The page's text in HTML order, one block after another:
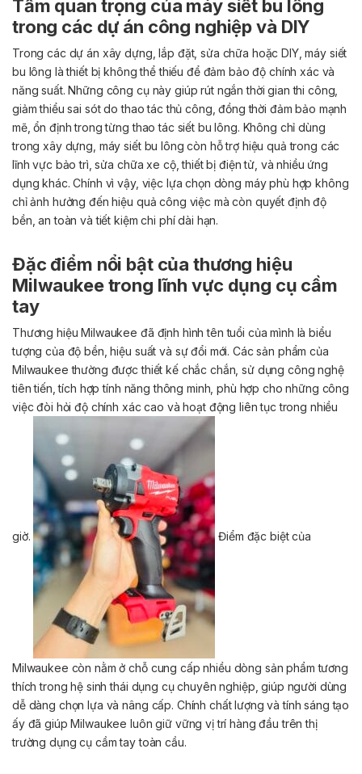
Tầm quan trọng của máy siết bu lông
trong các dự án công nghiệp và DIY
Trong các dự án xây dựng, lắp đặt, sửa chữa hoặc DIY, máy siết
bu lông là thiết bị không thể thiếu để đảm bảo độ chính xác và
năng suất. Những công cụ này giúp rút ngắn thời gian thi công,
giảm thiểu sai sót do thao tác thủ công, đồng thời đảm bảo mạnh
mẽ, ổn định trong từng thao tác siết bu lông. Không chỉ dùng
trong xây dựng, máy siết bu lông còn hỗ trợ hiệu quả trong các
lĩnh vực bảo trì, sửa chữa xe cộ, thiết bị điện tử, và nhiều ứng
dụng khác. Chính vì vậy, việc lựa chọn dòng máy phù hợp không
chỉ ảnh hưởng đến hiệu quả công việc mà còn quyết định độ
bền, an toàn và tiết kiệm chi phí dài hạn.
Đặc điểm nổi bật của thương hiệu
Milwaukee trong lĩnh vực dụng cụ cầm
tay
Thương hiệu Milwaukee đã định hình tên tuổi của mình là biểu
tượng của độ bền, hiệu suất và sự đổi mới. Các sản phẩm của
Milwaukee thường được thiết kế chắc chắn, sử dụng công nghệ
tiên tiến, tích hợp tính năng thông minh, phù hợp cho những công
việc đòi hỏi độ chính xác cao và hoạt động liên tục trong nhiều
giờ. Điểm đặc biệt của
Milwaukee còn nằm ở chỗ cung cấp nhiều dòng sản phẩm tương
thích trong hệ sinh thái dụng cụ chuyên nghiệp, giúp người dùng
dễ dàng chọn lựa và nâng cấp. Chính chất lượng và tính sáng tạo
ấy đã giúp Milwaukee luôn giữ vững vị trí hàng đầu trên thị
trường dụng cụ cầm tay toàn cầu.